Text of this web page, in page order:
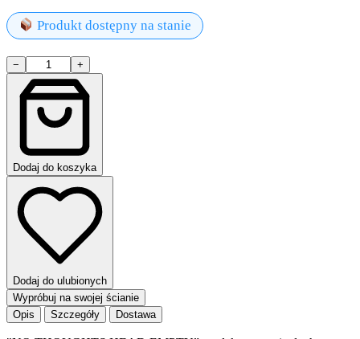
Produkt dostępny na stanie
ilość
NO
THOUGHTS
HEAD
EMPTY
− +
Dodaj do koszyka
Dodaj do ulubionych
Wypróbuj na swojej ścianie
Opis
Szczegóły Dostawa